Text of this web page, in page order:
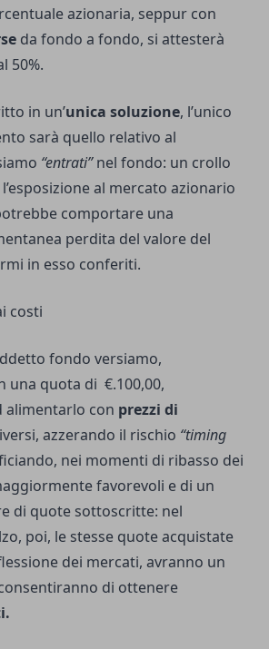
azionaria, seppur con
da fondo a fondo, si attesterà
50%.
in un’unica soluzione, l’unico
sarà quello relativo al
“entrati”nel fondo: un crollo
al mercato azionario
comportare una
perdita del valore del
in esso conferiti.
costi
fondo versiamo,
una quota di €.100,00,
alimentarlo con prezzi di
azzerando il rischio “timing
nei momenti di ribasso dei
favorevoli e di un
di quote sottoscritte: nel
poi, le stesse quote acquistate
dei mercati, avranno un
di ottenere